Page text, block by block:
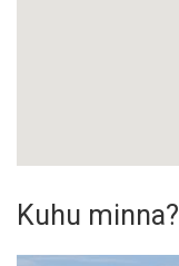
Kuhu minna?